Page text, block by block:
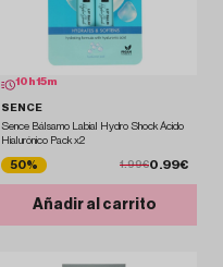
10 h15m
SENCE
Sence Bálsamo Labial Hydro Shock Ácido
Hialurónico Pack x2
50% 1.99€0.99€
Añadir al carrito